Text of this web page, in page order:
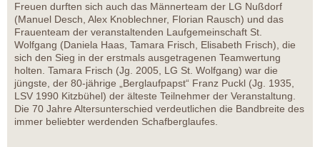
Freuen durften sich auch das Männerteam der LG Nußdorf
(Manuel Desch, Alex Knoblechner, Florian Rausch) und das
Frauenteam der veranstaltenden Laufgemeinschaft St.
Wolfgang (Daniela Haas, Tamara Frisch, Elisabeth Frisch), die
sich den Sieg in der erstmals ausgetragenen Teamwertung
holten. Tamara Frisch (Jg. 2005, LG St. Wolfgang) war die
jüngste, der 80-jährige „Berglaufpapst“ Franz Puckl (Jg. 1935,
LSV 1990 Kitzbühel) der älteste Teilnehmer der Veranstaltung.
Die 70 Jahre Altersunterschied verdeutlichen die Bandbreite des
immer beliebter werdenden Schafberglaufes.